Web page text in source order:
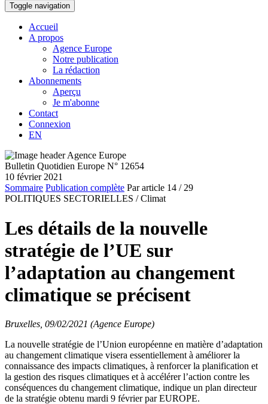
Toggle navigation
Accueil
A propos
Agence Europe
Notre publication
La rédaction
Abonnements
Aperçu
Je m'abonne
Contact
Connexion
EN
Bulletin Quotidien Europe N° 12654
10 février 2021
Sommaire Publication complète Par article 14 / 29
POLITIQUES SECTORIELLES / Climat
Les détails de la nouvelle
stratégie de l’UE sur
l’adaptation au changement
climatique se précisent
Bruxelles, 09/02/2021 (Agence Europe)
La nouvelle stratégie de l’Union européenne en matière d’adaptation
au changement climatique visera essentiellement à améliorer la
connaissance des impacts climatiques, à renforcer la planification et
la gestion des risques climatiques et à accélérer l’action contre les
conséquences du changement climatique, indique un plan directeur
de la stratégie obtenu mardi 9 février par EUROPE.